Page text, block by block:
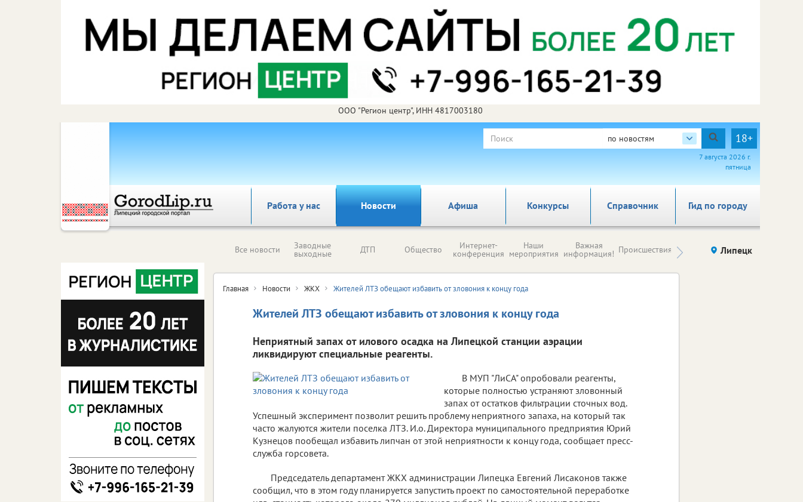
ООО "Регион центр", ИНН 4817003180
по новостям 18+
7 августа 2026 г.
пятница
Работа у нас Новости Афиша Справочник Гид по городу
Конкурсы
Все новости Заводные
выходные ДТП Общество Интернет-
конференция
Наши
мероприятия
Важная
информация! Происшествия Здоровье компаний (на
правах
Липецк
Главная Новости ЖКХ Жителей ЛТЗ обещают избавить от зловония к концу года
Жителей ЛТЗ обещают избавить от зловония к концу года
Неприятный запах от илового осадка на Липецкой станции аэрации
ликвидируют специальные реагенты.
В МУП "ЛиСА" опробовали реагенты,
которые полностью устраняют зловонный
запах от остатков фильтрации сточных вод.
Успешный эксперимент позволит решить проблему неприятного запаха, на который так
часто жалуются жители поселка ЛТЗ. И.о. Директора муниципального предприятия Юрий
Кузнецов пообещал избавить липчан от этой неприятности к концу года, сообщает пресс-
служба горсовета.
Председатель департамент ЖКХ администрации Липецка Евгений Лисаконов также
сообщил, что в этом году планируется запустить проект по самостоятельной переработке